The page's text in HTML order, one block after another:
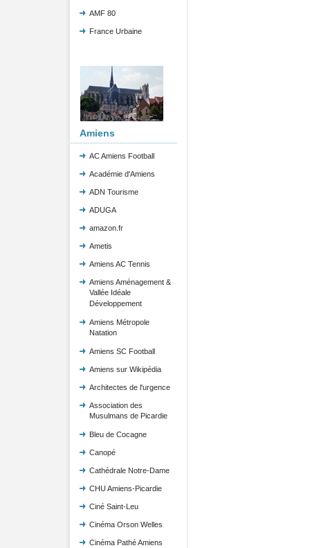
AMF 80
France Urbaine
Amiens
AC Amiens Football
Académie d'Amiens
ADN Tourisme
ADUGA
amazon.fr
Ametis
Amiens AC Tennis
Amiens Aménagement &
Vallée Idéale
Développement
Amiens Métropole
Natation
Amiens SC Football
Amiens sur Wikipédia
Architectes de l'urgence
Association des
Musulmans de Picardie
Bleu de Cocagne
Canopé
Cathédrale Notre-Dame
CHU Amiens-Picardie
Ciné Saint-Leu
Cinéma Orson Welles
Cinéma Pathé Amiens